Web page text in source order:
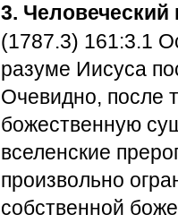
3.
(1787.3) 161:3.1
разуме Иисуса
Очевидно, после
божественную
вселенские
произвольно
собственной